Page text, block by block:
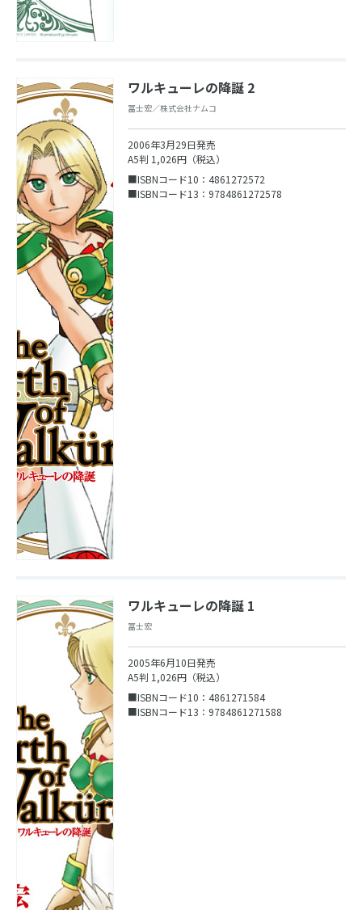
ワルキューレの降誕 2
冨士宏／株式会社ナムコ
2006年3月29日発売
A5判 1,026円（税込）
■ISBNコード10：4861272572
■ISBNコード13：9784861272578
ワルキューレの降誕 1
冨士宏
2005年6月10日発売
A5判 1,026円（税込）
■ISBNコード10：4861271584
■ISBNコード13：9784861271588